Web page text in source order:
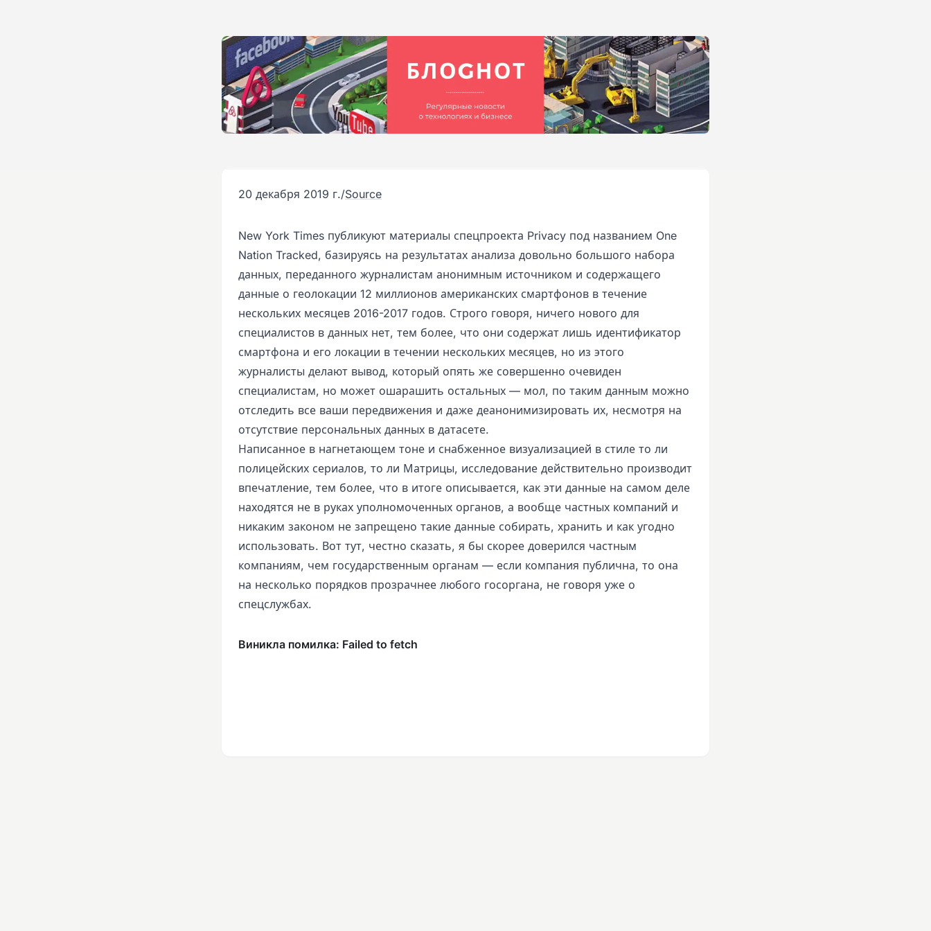
20 декабря 2019 г./Source
New York Times публикуют материалы спецпроекта Privacy под названием One
Nation Tracked, базируясь на результатах анализа довольно большого набора
данных, переданного журналистам анонимным источником и содержащего
данные о геолокации 12 миллионов американских смартфонов в течение
нескольких месяцев 2016-2017 годов. Строго говоря, ничего нового для
специалистов в данных нет, тем более, что они содержат лишь идентификатор
смартфона и его локации в течении нескольких месяцев, но из этого
журналисты делают вывод, который опять же совершенно очевиден
специалистам, но может ошарашить остальных — мол, по таким данным можно
отследить все ваши передвижения и даже деанонимизировать их, несмотря на
отсутствие персональных данных в датасете.
Написанное в нагнетающем тоне и снабженное визуализацией в стиле то ли
полицейских сериалов, то ли Матрицы, исследование действительно производит
впечатление, тем более, что в итоге описывается, как эти данные на самом деле
находятся не в руках уполномоченных органов, а вообще частных компаний и
никаким законом не запрещено такие данные собирать, хранить и как угодно
использовать. Вот тут, честно сказать, я бы скорее доверился частным
компаниям, чем государственным органам — если компания публична, то она
на несколько порядков прозрачнее любого госоргана, не говоря уже о
спецслужбах.